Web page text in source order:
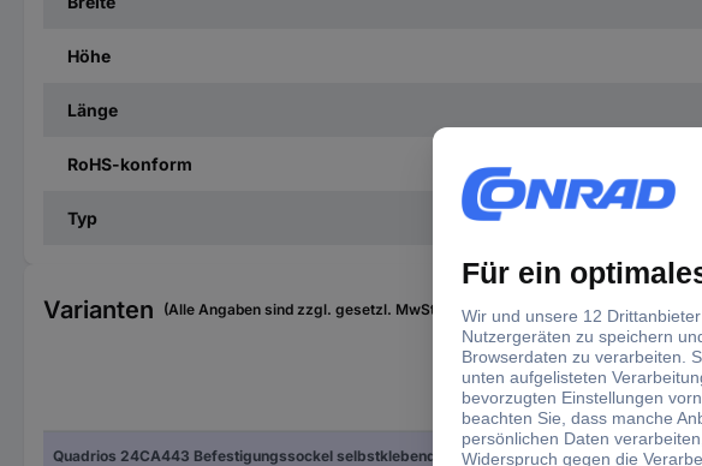
Höhe
Länge
RoHS-konform
Typ
Varianten (Alle Angaben sind zzgl. gesetzl. MwSt., zzgl. Versand)
Herstellerfarbe
Quadrios 24CA443 Befestigungssockel selbstklebend, schraubbar 24CA443 Schwarz 50 St. Schwarz